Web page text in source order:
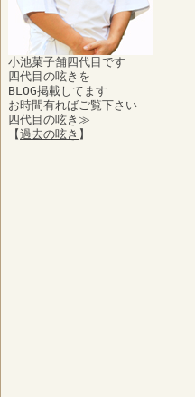
小池菓子舗四代目です
四代目の呟きを
BLOG掲載してます
お時間有ればご覧下さい
四代目の呟き≫
【過去の呟き 】